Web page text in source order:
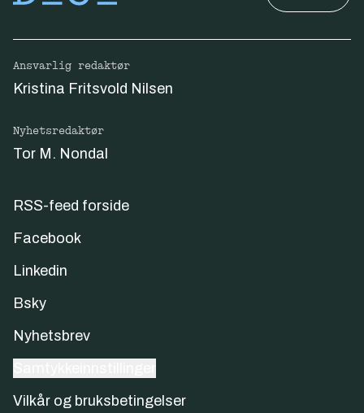
Ansvarlig redaktør
Kristina Fritsvold Nilsen
Nyhetsredaktør
Tor M. Nondal
RSS-feed forside
Facebook
Linkedin
Bsky
Nyhetsbrev
Vilkår og bruksbetingelser